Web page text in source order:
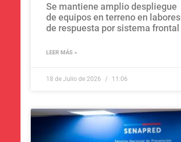
Se mantiene amplio despliegue
de equipos en terreno en labores
de respuesta por sistema frontal
LEER MÁS »
18 de Julio de 2026 11:06